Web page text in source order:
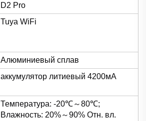
D2 Pro
Tuya WiFi
Алюминиевый сплав
аккумулятор литиевый 4200мА
Температура: -20℃～80℃;
Влажность: 20%～90% Отн. вл.